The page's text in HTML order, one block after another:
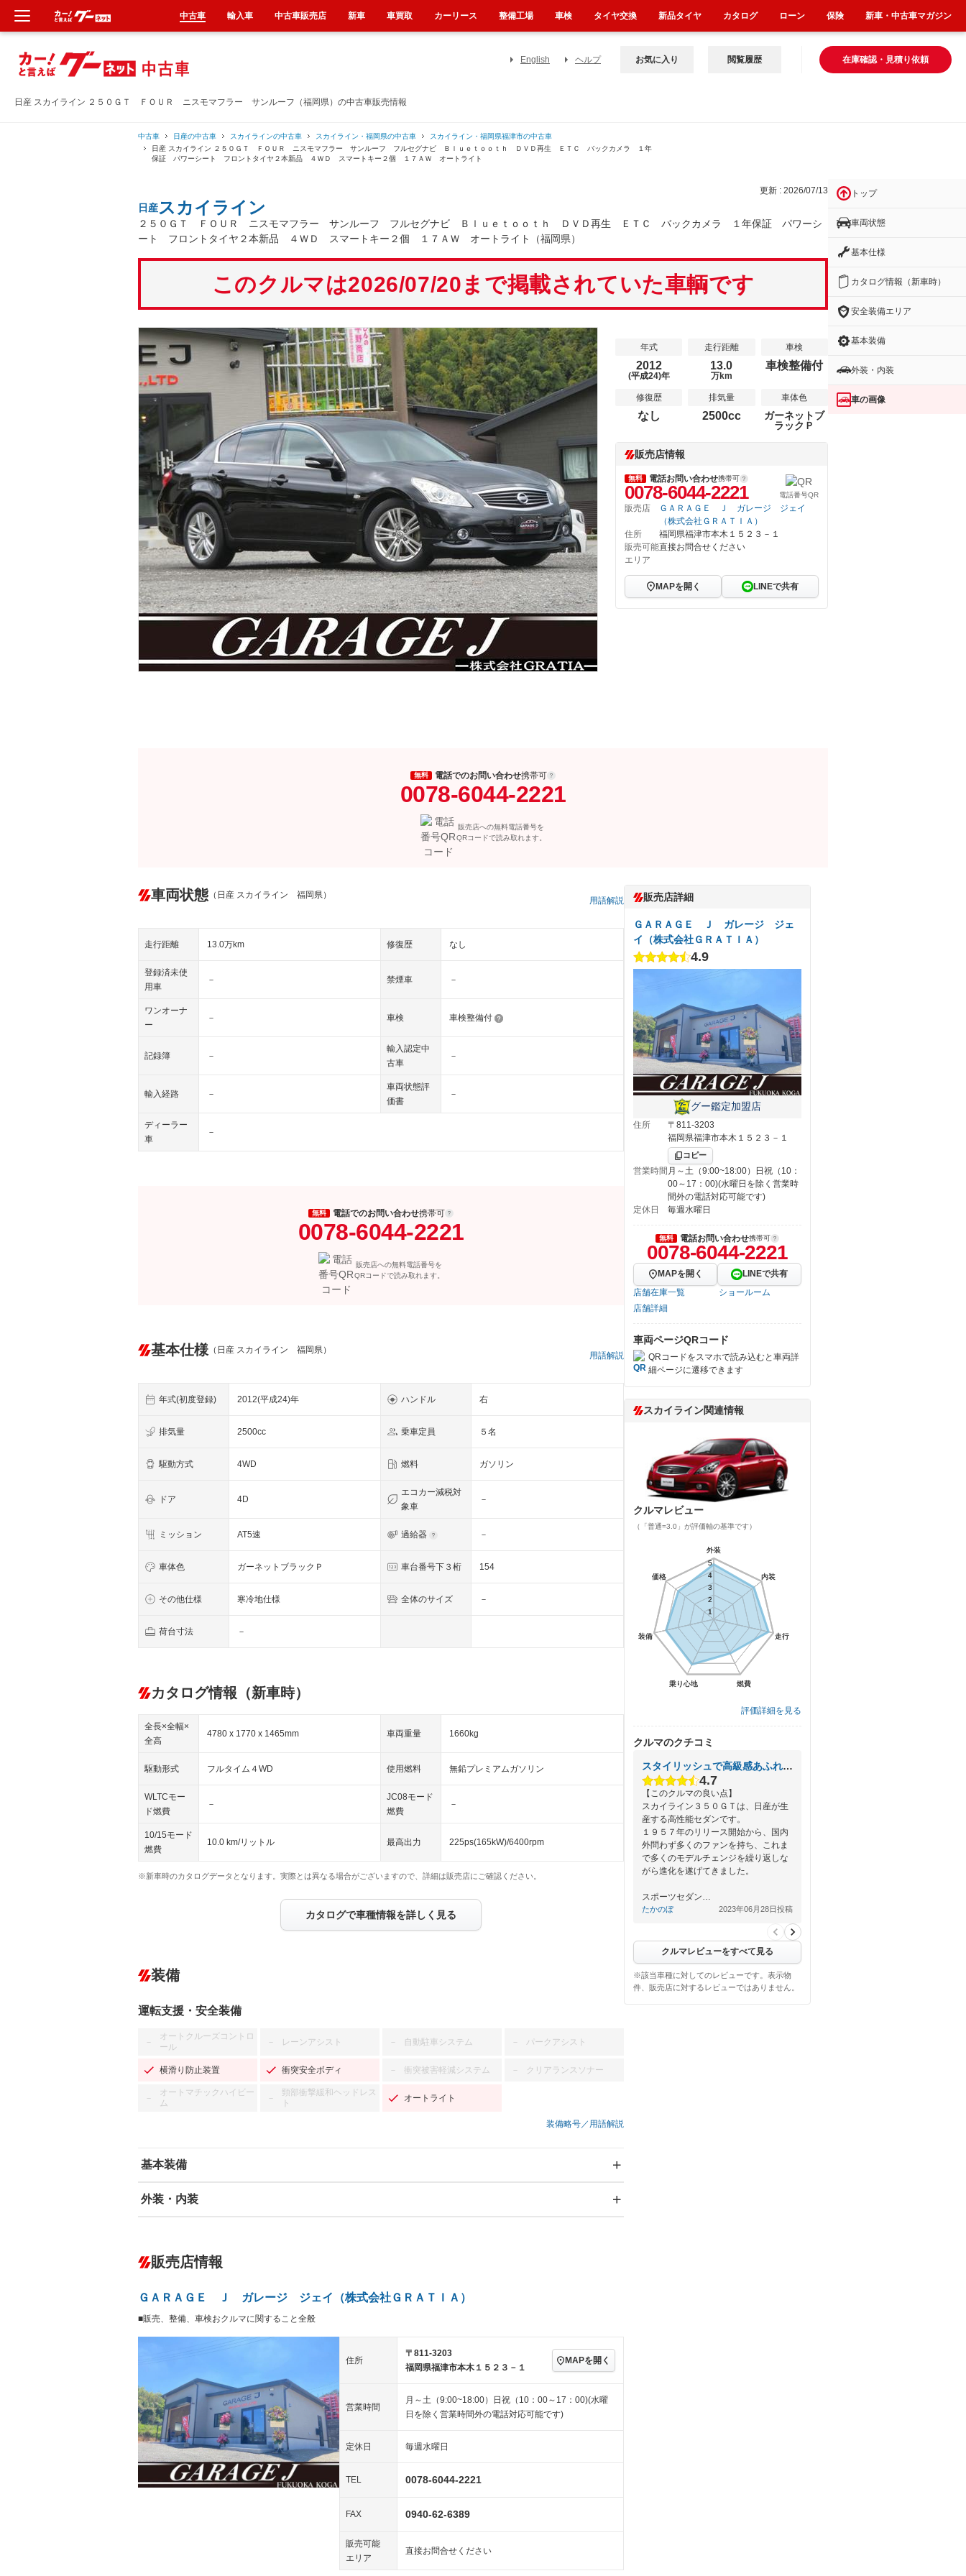
日産 スカイライン ２５０ＧＴ ＦＯＵＲ ニスモマフラー サンルーフ（福岡県）の中古車販売情報
English ヘルプ 在庫確認・見積り依頼
お気に入り 閲覧履歴
中古車 日産の中古車 スカイラインの中古車 スカイライン・福岡県の中古車
スカイライン・福岡県福津市の中古車
日産 スカイライン ２５０ＧＴ ＦＯＵＲ ニスモマフラー サンルーフ フルセグナビ Ｂｌｕｅｔｏｏｔｈ ＤＶＤ再生 ＥＴＣ バックカメラ １年
保証 パワーシート フロントタイヤ２本新品 ４ＷＤ スマートキー２個 １７ＡＷ オートライト
更新 : 2026/07/13
日産スカイライン
２５０ＧＴ ＦＯＵＲ ニスモマフラー サンルーフ フルセグナビ Ｂｌｕｅｔｏｏｔｈ ＤＶＤ再生 ＥＴＣ バックカメラ １年保証 パワーシ
ート フロントタイヤ２本新品 ４ＷＤ スマートキー２個 １７ＡＷ オートライト（福岡県）
このクルマは2026/07/20まで掲載されていた車輌です
年式
2012
(平成24)年
走行距離
13.0
万km
車検
車検整備付
修復歴
なし
排気量
2500cc
車体色
ガーネットブ
ラックＰ
販売店情報
無料 電話お問い合わせ携帯可
0078-6044-2221 電話番号QR
販売店
ＧＡＲＡＧＥ Ｊ ガレージ ジェイ
（株式会社ＧＲＡＴＩＡ）
住所
福岡県福津市本木１５２３－１
販売可能
エリア
直接お問合せください
MAPを開く LINEで共有
無料 電話でのお問い合わせ携帯可
0078-6044-2221
販売店への無料電話番号を
QRコードで読み取れます。
車両状態 （日産 スカイライン 福岡県）
用語解説
走行距離 13.0万km 修復歴 なし
登録済未使
用車
－ 禁煙車 －
ワンオーナ
ー
－ 車検 車検整備付
記録簿 －
輸入認定中
古車
－
輸入経路 －
車両状態評
価書
－
ディーラー
車
－
無料 電話でのお問い合わせ携帯可
0078-6044-2221
販売店への無料電話番号を
QRコードで読み取れます。
基本仕様 （日産 スカイライン 福岡県）
用語解説
年式(初度登録) 2012(平成24)年 ハンドル 右
排気量 2500cc 乗車定員 ５名
駆動方式 4WD 燃料 ガソリン
ドア 4D
エコカー減税対
象車
－
ミッション AT5速 過給器 －
車体色 ガーネットブラックＰ 車台番号下３桁 154
その他仕様 寒冷地仕様 全体のサイズ －
荷台寸法 －
カタログ情報（新車時）
全長×全幅×
全高
4780 x 1770 x 1465mm 車両重量 1660kg
駆動形式 フルタイム４WD 使用燃料 無鉛プレミアムガソリン
WLTCモー
ド燃費
－
JC08モード
燃費
－
10/15モード
燃費
10.0 km/リットル 最高出力 225ps(165kW)/6400rpm
※新車時のカタログデータとなります。実際とは異なる場合がございますので、詳細は販売店にご確認ください。
カタログで車種情報を詳しく見る
装備
運転支援・安全装備
－
オートクルーズコントロ
ール
－ レーンアシスト － 自動駐車システム － パークアシスト
横滑り防止装置 衝突安全ボディ － 衝突被害軽減システム － クリアランスソナー
－
オートマチックハイビー
ム
－
頸部衝撃緩和ヘッドレス
ト
オートライト
装備略号／用語解説
基本装備
エアバッグ：運転席/助手席/サイド
－ ダウンヒルアシストコントロール
Bluetooth接続 100V電源 － クリーンディーゼル
装備略号／用語解説
外装・内装
オーディオ：CDまたはCDチェンジャー／ミュージック
サーバー
－
ー
－ 革シート － ハーフレザーシート
－ LEDヘッドランプ HID(キセノンライト)
スマートキー ローダウン
3列シート ベンチシート
－ フルフラットシート チップアップシート オットマン － 電動格納サードシート
－ シートヒーター － ウォークスルー
フロントカメラ － シートエアコン 全周囲カメラ
ルーフレール － エアサスペンション
販売店情報
ＧＡＲＡＧＥ Ｊ ガレージ ジェイ（株式会社ＧＲＡＴＩＡ）
■販売、整備、車検おクルマに関すること全般
住所
〒811-3203
福岡県福津市本木１５２３－１
MAPを開く
営業時間
月～土（9:00~18:00）日祝（10：00～17：00)(水曜
日を除く営業時間外の電話対応可能です)
定休日 毎週水曜日
TEL 0078-6044-2221
FAX 0940-62-6389
販売可能
エリア
直接お問合せください
販売店詳細
ＧＡＲＡＧＥ Ｊ ガレージ ジェ
イ（株式会社ＧＲＡＴＩＡ）
4.9
グー鑑定加盟店
住所
〒811-3203
福岡県福津市本木１５２３－１
コピー
営業時間 月～土（9:00~18:00）日祝（10：
00～17：00)(水曜日を除く営業時
間外の電話対応可能です)
定休日
毎週水曜日
無料 電話お問い合わせ携帯可
0078-6044-2221
MAPを開く
LINEで共有
店舗在庫一覧
ショールーム
店舗詳細
車両ページQRコード
QRコードをスマホで読み込むと車両詳
細ページに遷移できます
スカイライン関連情報
クルマレビュー
（「普通=3.0」が評価軸の基準です）
外装
内装
走行
燃費
乗り心地
装備
価格
1
2
3
4
5
外装
内装
走行
燃費
乗り心地
装備
価格
1
2
3
4
5
評価詳細を見る
クルマのクチコミ
スタイリッシュで高級感あふれるデザインが特徴の高級セダン
4.7
【このクルマの良い点】
スカイライン３５０ＧＴは、日産が生
産する高性能セダンです。
１９５７年のリリース開始から、国内
外問わず多くのファンを持ち、これま
で多くのモデルチェンジを繰り返しな
がら進化を遂げてきました。
スポーツセダン…
たかのぼ 2023年06月28日投稿
クルマレビューをすべて見る
※該当車種に対してのレビューです。表示物
件、販売店に対するレビューではありません。
トップ
車両状態
基本仕様
カタログ情報（新車時）
安全装備エリア
基本装備
外装・内装
車の画像
中古車 輸入車 中古車販売店 新車 車買取 カーリース 整備工場 車検 タイヤ交換 新品タイヤ カタログ ローン 保険 新車・中古車マガジン
新車
中古車